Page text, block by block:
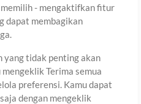
- mengaktifkan fitur
dapat membagikan
yang tidak penting akan
Terima semua
preferensi. Kamu dapat
dengan mengeklik
Kebijakan Privasi
LLC. Semua Hak Cipta Dilindungi
Undang.